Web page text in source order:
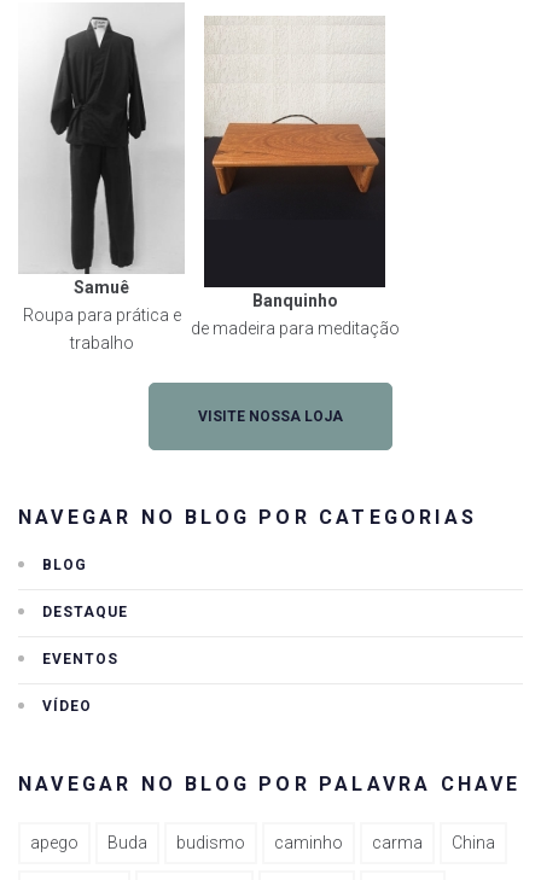
Samuê
Roupa para prática e
trabalho
Banquinho
de madeira para meditação
VISITE NOSSA LOJA
NAVEGAR NO BLOG POR CATEGORIAS
BLOG
DESTAQUE
EVENTOS
VÍDEO
NAVEGAR NO BLOG POR PALAVRA CHAVE
apego Buda budismo caminho carma China